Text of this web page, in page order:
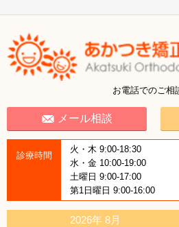
お電話でのご相
メール相談
診療時間
火・木 9:00-18:30
水・金 10:00-19:00
土曜日 9:00-17:00
第1日曜日 9:00-16:00
2026年 8月